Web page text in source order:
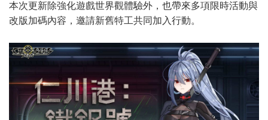
本次更新除強化遊戲世界觀體驗外，也帶來多項限時活動與
改版加碼內容，邀請新舊特工共同加入行動。